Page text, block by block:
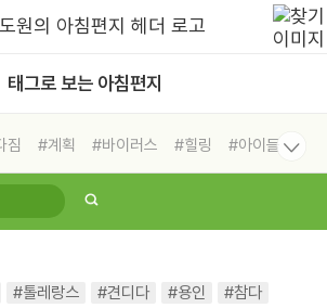
태그로 보는 아침편지
짐 #계획 #바이러스 #힐링
#아이들
#삶
#링컨학교
#톨레랑스 #견디다 #용인
#참다